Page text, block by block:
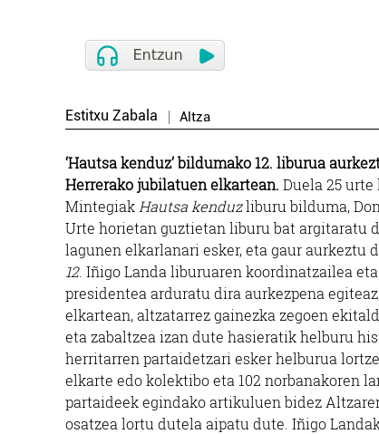
Estitxu Zabala Altza
‘Hautsa kenduz’ bildumako 12. liburua
Herrerako jubilatuen elkartean. Duela 25
Mintegiak Hautsa kenduzliburu bilduma,
Urte horietan guztietan liburu bat argitaratu
lagunen elkarlanari esker, eta gaur aurkeztu
12. Iñigo Landa liburuaren koordinatzailea
presidentea arduratu dira aurkezpena
elkartean, altzatarrez gainezka zegoen
eta zabaltzea izan dute hasieratik helburu
herritarren partaidetzari esker helburua
elkarte edo kolektibo eta 102 norbanakoren
partaideek egindako artikuluen bidez
osatzea lortu dutela aipatu dute. Iñigo